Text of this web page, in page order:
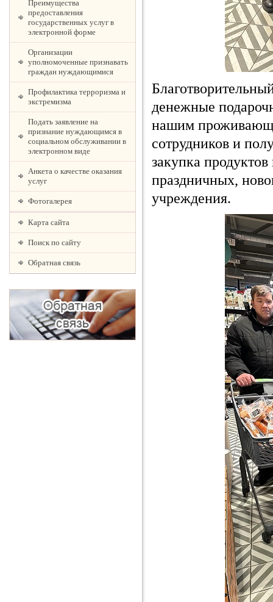
Преимущества
предоставления
государственных услуг в
электронной форме
Организации
уполномоченные признавать
граждан нуждающимися
Профилактика терроризма и
экстремизма
Подать заявление на
признание нуждающимся в
социальном обслуживании в
электронном виде
Анкета о качестве оказания
услуг
Фотогалерея
Карта сайта
Поиск по сайту
Обратная связь
денежные
нашим
сотрудников и
закупка
праздничных,
учреждения.